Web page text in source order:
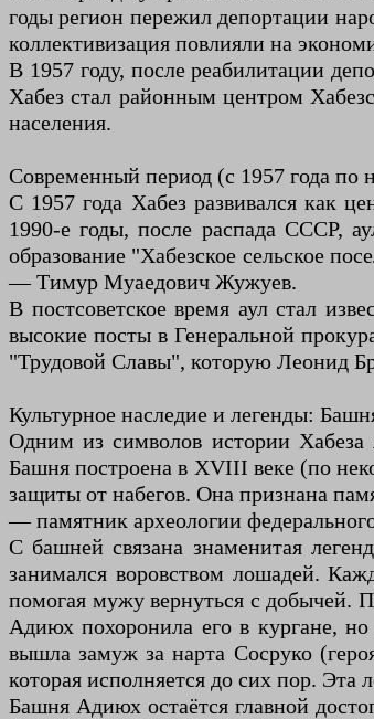
годы регион пережил депортации
коллективизация повлияли на
В 1957 году, после реабилитации
Хабез стал районным центром
населения.
Современный период (с 1957 года по
С 1957 года Хабез развивался как
1990-е годы, после распада СССР,
образование "Хабезское сельское
— Тимур Муаедович Жужуев.
В постсоветское время аул стал
высокие посты в Генеральной
"Трудовой Славы", которую Леонид
Культурное наследие и легенды:
Одним из символов истории Хабеза
Башня построена в XVIII веке (по
защиты от набегов. Она признана
— памятник археологии
С башней связана знаменитая
занимался воровством лошадей.
помогая мужу вернуться с добычей.
Адиюх похоронила его в кургане,
вышла замуж за нарта Сосруко
которая исполняется до сих пор.
Башня Адиюх остаётся главной